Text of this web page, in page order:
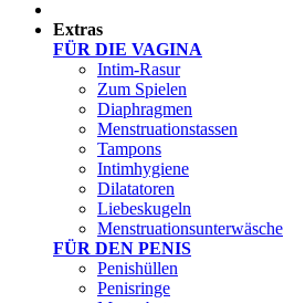
Extras
FÜR DIE VAGINA
Intim-Rasur
Zum Spielen
Diaphragmen
Menstruationstassen
Tampons
Intimhygiene
Dilatatoren
Liebeskugeln
Menstruationsunterwäsche
FÜR DEN PENIS
Penishüllen
Penisringe